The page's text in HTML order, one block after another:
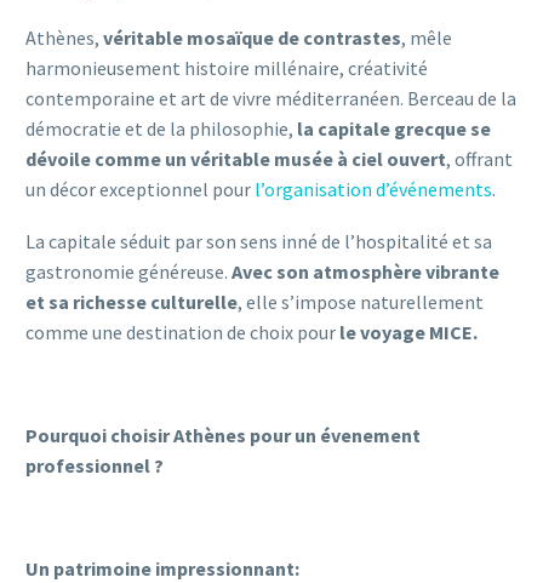
Athènes, véritable mosaïque de contrastes, mêle
harmonieusement histoire millénaire, créativité
contemporaine et art de vivre méditerranéen. Berceau de la
démocratie et de la philosophie, la capitale grecque se
dévoile comme un véritable musée à ciel ouvert, offrant
un décor exceptionnel pour l’organisation d’événements.
La capitale séduit par son sens inné de l’hospitalité et sa
gastronomie généreuse. Avec son atmosphère vibrante
et sa richesse culturelle, elle s’impose naturellement
comme une destination de choix pour le voyage MICE.
Pourquoi choisir Athènes pour un évenement
professionnel ?
Un patrimoine impressionnant: